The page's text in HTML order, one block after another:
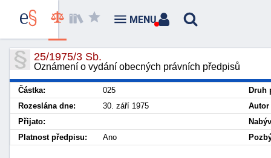
25/1975/3 Sb.
Oznámení o vydání obecných právních předpisů
Částka: 025
Druh
Rozeslána dne:
30. září 1975
Přijato:
Platnost předpisu:
Ano
MENU